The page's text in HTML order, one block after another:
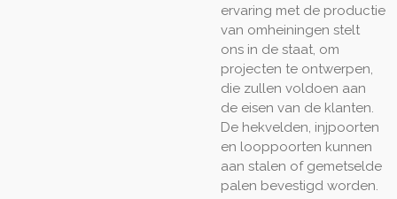
ervaring met de productie
van omheiningen stelt
ons in de staat, om
projecten te ontwerpen,
die zullen voldoen aan
de eisen van de klanten.
De hekvelden, injpoorten
en looppoorten kunnen
aan stalen of gemetselde
palen bevestigd worden.